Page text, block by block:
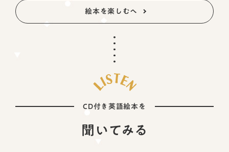
絵本を楽しむへ
CD付き英語絵本を
聞いてみる